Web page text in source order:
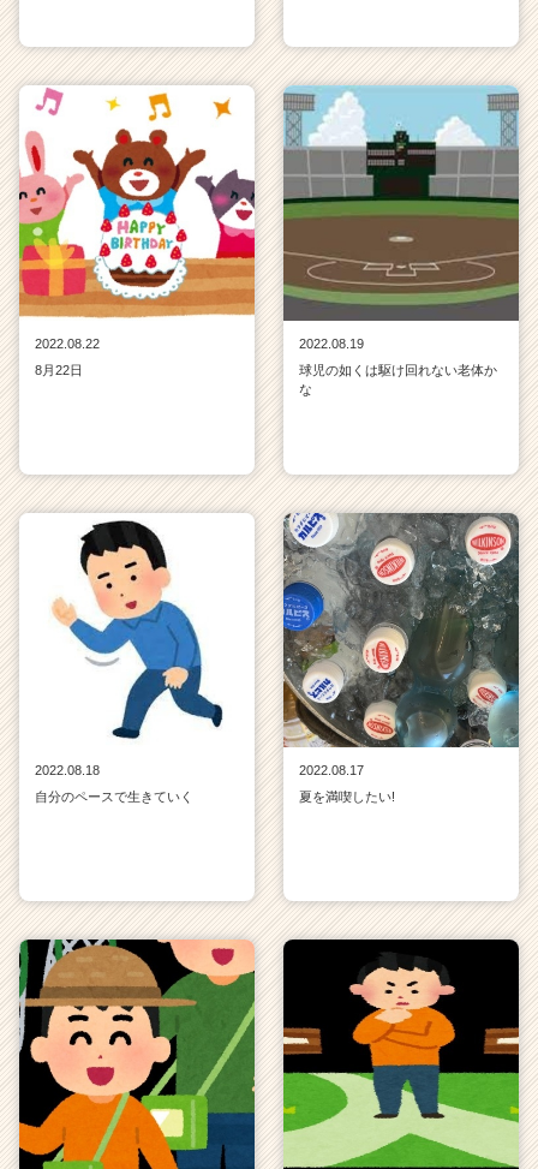
2022.08.22
8月22日
2022.08.19
球児の如くは駆け回れない老体か
な
2022.08.18
自分のペースで生きていく
2022.08.17
夏を満喫したい!